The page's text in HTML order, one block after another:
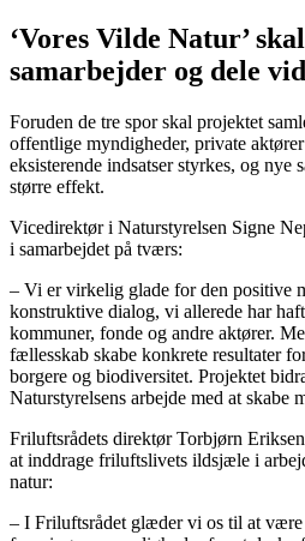
‘Vores Vilde Natur’
samarbejder og dele
Foruden de tre spor skal projektet
offentlige myndigheder, private
eksisterende indsatser styrkes, og nye
større effekt.
Vicedirektør i Naturstyrelsen Signe
i samarbejdet på tværs:
– Vi er virkelig glade for den positive
konstruktive dialog, vi allerede har
kommuner, fonde og andre aktører.
fællesskab skabe konkrete resultater
borgere og biodiversitet. Projektet
Naturstyrelsens arbejde med at skabe
Friluftsrådets direktør Torbjørn
at inddrage friluftslivets ildsjæle i
natur:
– I Friluftsrådet glæder vi os til at